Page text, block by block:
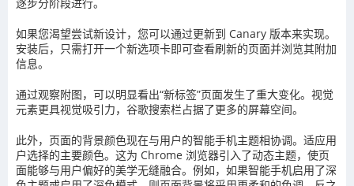
逐步分阶段进行。
如果您渴望尝试新设计，您可以通过更新到 Canary 版本来实现。
安装后，只需打开一个新选项卡即可查看刷新的页面并浏览其附加
信息。
通过观察附图，可以明显看出“新标签”页面发生了重大变化。视觉
元素更具视觉吸引力，谷歌搜索栏占据了更多的屏幕空间。
此外，页面的背景颜色现在与用户的智能手机主题相协调。适应用
户选择的主要颜色。这为 Chrome 浏览器引入了动态主题，使页
面能够与用户偏好的美学无缝融合。例如，如果智能手机启用了深